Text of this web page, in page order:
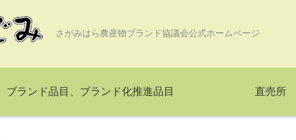
さがみはら農産物ブランド協議会公式ホームページ
ブランド品目、ブランド化推進品目 直売所